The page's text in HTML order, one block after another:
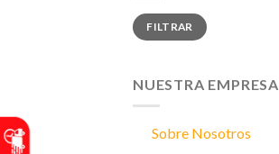
Precio
mínimo
Precio
máximo
FILTRAR
NUESTRA EMPRESA
Sobre Nosotros